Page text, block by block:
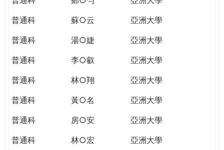
普通科
蘇○云
亞洲大學
普通科
湯○婕
亞洲大學
普通科
李○叡
亞洲大學
普通科
林○翔
亞洲大學
普通科
黃○名
亞洲大學
普通科
房○安
亞洲大學
普通科
林○宏
亞洲大學